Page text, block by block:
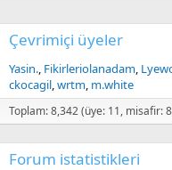
Çevrimiçi üyeler
Yasin. Fikirleriolanadam
ckocagil wrtm m.white
Toplam: 8,342 (üye: 11, misafir:
Forum istatistikleri